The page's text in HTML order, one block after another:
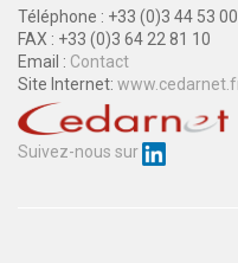
Téléphone : +33 (0)3 44 53
FAX : +33 (0)3 64 22 81 10
Email : Contact
Site Internet:
Suivez-nous sur